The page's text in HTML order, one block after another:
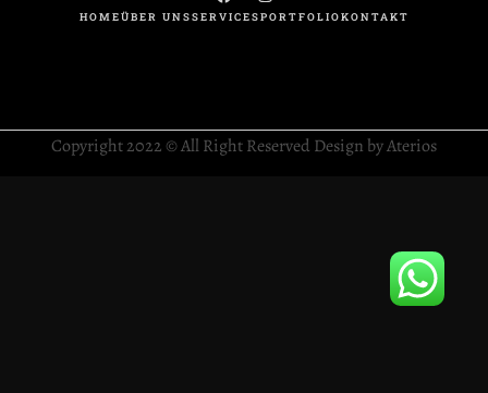
HOMEÜBER UNSSERVICESPORTFOLIOKONTAKT
Copyright 2022 © All Right Reserved Design by Aterios